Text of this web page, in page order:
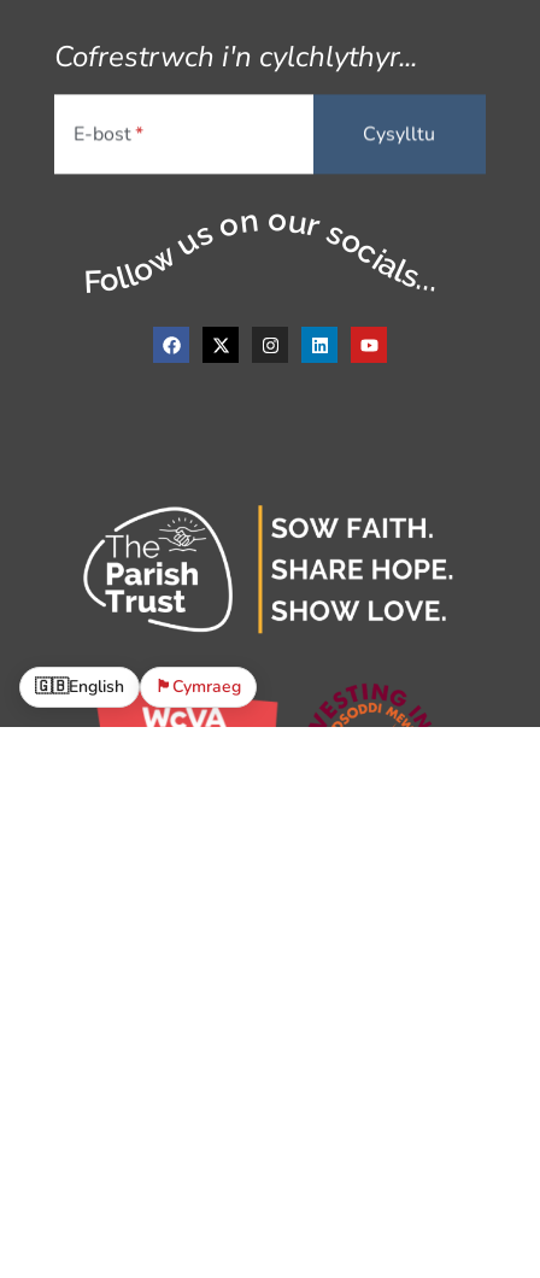
Cofrestrwch i'n cylchlythyr...
E-bost
Follow us on our socials...
🇬🇧English 🏴󠁧󠁢󠁷󠁬󠁳󠁿Cymraeg